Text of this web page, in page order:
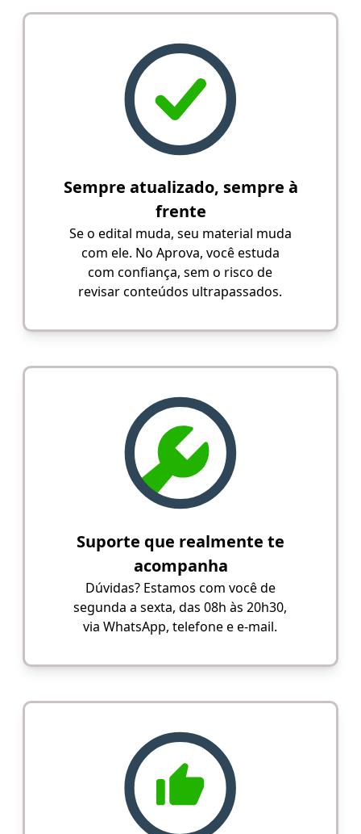
Sempre atualizado, sempre à
frente
Se o edital muda, seu material muda
com ele. No Aprova, você estuda
com confiança, sem o risco de
revisar conteúdos ultrapassados.
Suporte que realmente te
acompanha
Dúvidas? Estamos com você de
segunda a sexta, das 08h às 20h30,
via WhatsApp, telefone e e-mail.